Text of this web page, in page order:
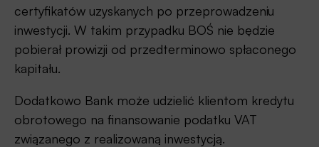
certyfikatów uzyskanych po przeprowadzeniu
inwestycji. W takim przypadku BOŚ nie będzie
pobierał prowizji od przedterminowo spłaconego
kapitału.
Dodatkowo Bank może udzielić klientom kredytu
obrotowego na finansowanie podatku VAT
związanego z realizowaną inwestycją.